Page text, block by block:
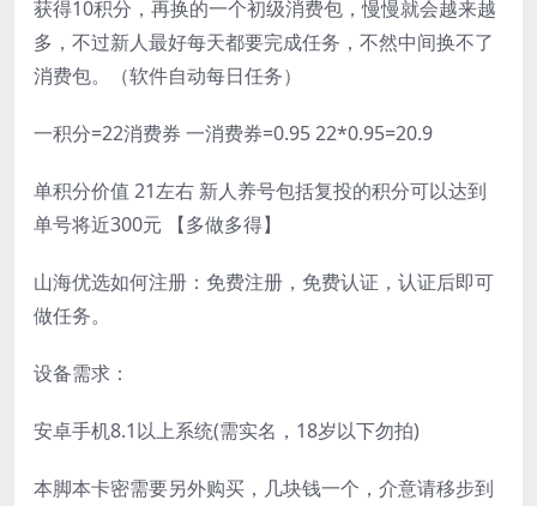
获得10积分，再换的一个初级消费包，慢慢就会越来越
多，不过新人最好每天都要完成任务，不然中间换不了
消费包。（软件自动每日任务）
一积分=22消费券 一消费券=0.95 22*0.95=20.9
单积分价值 21左右 新人养号包括复投的积分可以达到
单号将近300元 【多做多得】
山海优选如何注册：免费注册，免费认证，认证后即可
做任务。
设备需求：
安卓手机8.1以上系统(需实名，18岁以下勿拍)
本脚本卡密需要另外购买，几块钱一个，介意请移步到